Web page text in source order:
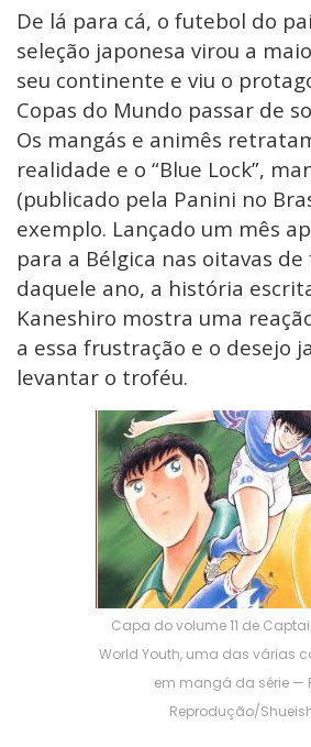
De lá para cá, o futebol do
seleção japonesa virou a
seu continente e viu o
Copas do Mundo passar de
Os mangás e animês
realidade e o “Blue Lock”,
(publicado pela Panini no
exemplo. Lançado um mês
para a Bélgica nas oitavas
daquele ano, a história
Kaneshiro mostra uma
a essa frustração e o desejo
levantar o troféu.
Capa do volume 11 de
World Youth, uma das várias
em mangá da série —
Reprodução/